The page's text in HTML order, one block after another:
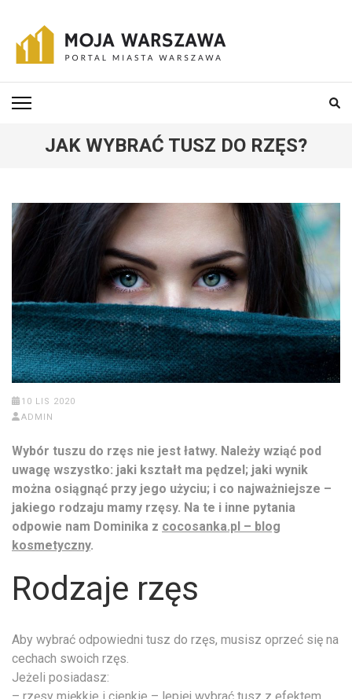
content
(Press
Enter)
MOJA-WARSZAWA
JAK WYBRAĆ TUSZ DO RZĘS?
10 LIS 2020
ADMIN
Wybór tuszu do rzęs nie jest łatwy. Należy wziąć pod
uwagę wszystko: jaki kształt ma pędzel; jaki wynik
można osiągnąć przy jego użyciu; i co najważniejsze –
jakiego rodzaju mamy rzęsy. Na te i inne pytania
odpowie nam Dominika z cocosanka.pl – blog
kosmetyczny.
Rodzaje rzęs
Aby wybrać odpowiedni tusz do rzęs, musisz oprzeć się na
cechach swoich rzęs.
Jeżeli posiadasz: